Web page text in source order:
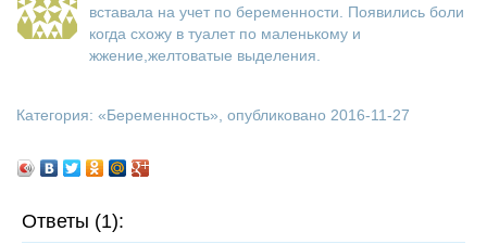
вставала на учет по беременности. Появились боли
когда схожу в туалет по маленькому и
жжение,желтоватые выделения.
Категория: «Беременность», опубликовано 2016-11-27
Ответы (1):